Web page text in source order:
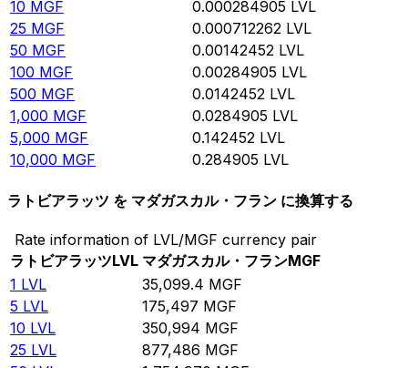
10 MGF 0.000284905 LVL
25 MGF 0.000712262 LVL
50 MGF 0.00142452 LVL
100 MGF 0.00284905 LVL
500 MGF 0.0142452 LVL
1,000 MGF 0.0284905 LVL
5,000 MGF 0.142452 LVL
10,000 MGF 0.284905 LVL
ラトビアラッツ を マダガスカル・フラン に換算する
Rate information of LVL/MGF currency pair
ラトビアラッツLVL マダガスカル・フランMGF
1 LVL 35,099.4 MGF
5 LVL 175,497 MGF
10 LVL 350,994 MGF
25 LVL 877,486 MGF